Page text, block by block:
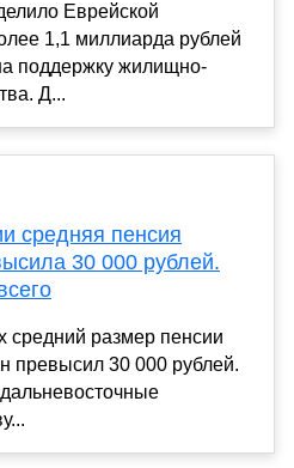
Еврейской
1,1 миллиарда рублей
поддержку жилищно-
Д...
средняя пенсия
30 000 рублей.
средний размер пенсии
превысил 30 000 рублей.